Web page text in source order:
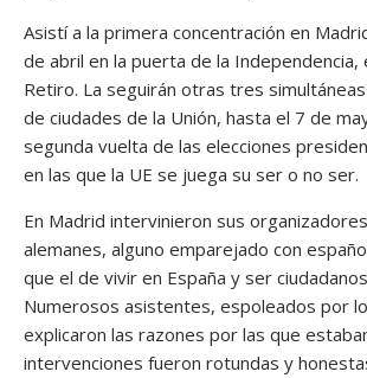
Asistí a la primera concentración en
de abril en la puerta de la Independencia,
Retiro. La seguirán otras tres
de ciudades de la Unión, hasta el 7 de
segunda vuelta de las elecciones
en las que la UE se juega su ser o no ser.
En Madrid intervinieron sus
alemanes, alguno emparejado con
que el de vivir en España y ser
Numerosos asistentes, espoleados por
explicaron las razones por las que
intervenciones fueron rotundas y